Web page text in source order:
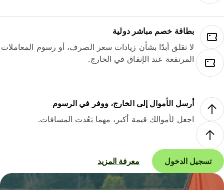
بطاقة خصم مباشر دولية
لا تقلق أبدًا بشأن زيادات سعر الصرف، أو رسوم المعاملات
المرتفعة عند الإنفاق في الخارج.
أرسل الأموال إلى الخارج، ووفر في الرسوم
اجعل لأموالك قيمة أكبر، مهما بَعُدت المسافات.
تسجيل الدخول معرفة المزيد